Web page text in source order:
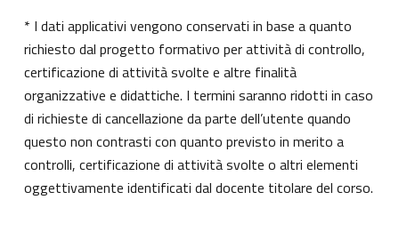
* I dati applicativi vengono conservati in base a quanto
richiesto dal progetto formativo per attività di controllo,
certificazione di attività svolte e altre finalità
organizzative e didattiche. I termini saranno ridotti in caso
di richieste di cancellazione da parte dell’utente quando
questo non contrasti con quanto previsto in merito a
controlli, certificazione di attività svolte o altri elementi
oggettivamente identificati dal docente titolare del corso.